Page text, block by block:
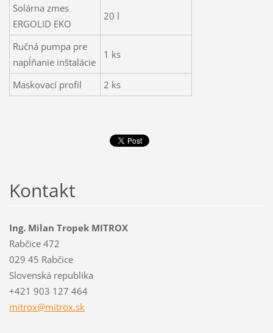
Solárna zmes
ERGOLID EKO
20 l
Ručná pumpa pre
napĺňanie inštalácie
1 ks
Maskovací profil 2 ks
Kontakt
Ing. Milan Tropek MITROX
Rabčice 472
029 45 Rabčice
Slovenská republika
+421 903 127 464
mitrox@mitrox.sk